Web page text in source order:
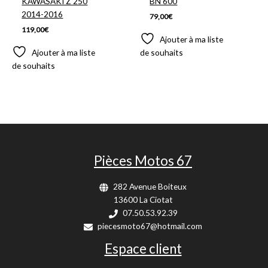
2014-2016
119,00€
Ajouter à ma liste
de souhaits
79,00€
Ajouter à ma liste
de souhaits
Pièces Motos 67
282 Avenue Boiteux
13600 La Ciotat
07.50.53.92.39
piecesmoto67@hotmail.com
Espace client